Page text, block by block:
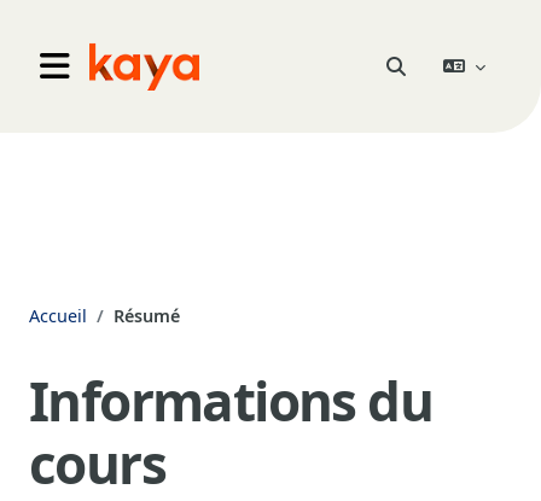
Panneau latéral
Go to home Activer/désactiver
Accueil Résumé
Informations du
cours